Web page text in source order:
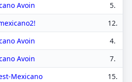
Avoin
5.
12.
Avoin
4.
Avoin
7.
Mexicano
15.